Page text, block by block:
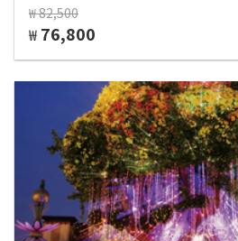
₩ 82,500
₩ 76,800